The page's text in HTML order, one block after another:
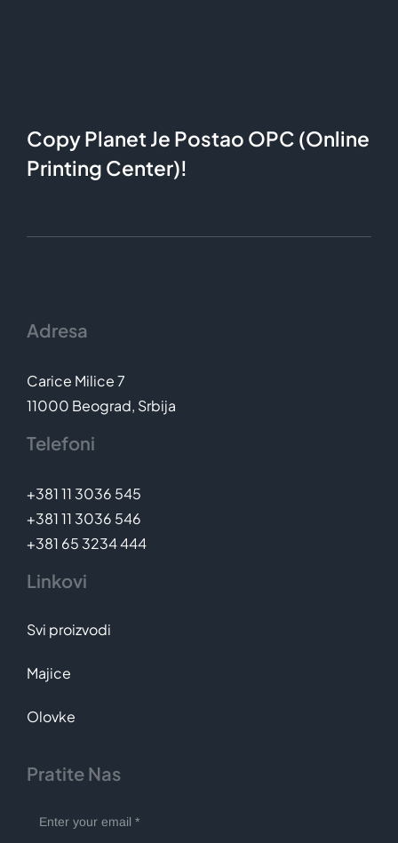
Copy Planet Je Postao OPC (Online
Printing Center)!
Adresa
Carice Milice 7
11000 Beograd, Srbija
Telefoni
+381 11 3036 545
+381 11 3036 546
+381 65 3234 444
Linkovi
Svi proizvodi
Majice
Olovke
Pratite Nas